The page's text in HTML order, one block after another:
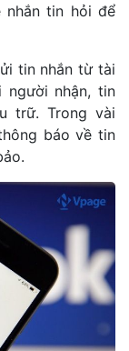
nhắn tin hỏi để
tin nhắn từ tài
người nhận, tin
trữ. Trong vài
báo về tin